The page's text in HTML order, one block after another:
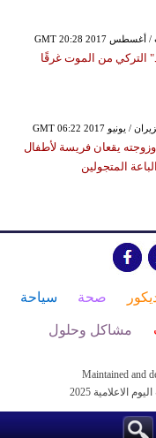
التركي من الموت غرقًا
يقعان فريسة لأطفال
الباعة المتجولين
صحة سياحة
مشاكل وحلول
Maintained and